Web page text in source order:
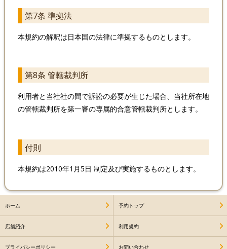
第7条 準拠法
本規約の解釈は日本国の法律に準拠するものとします。
第8条 管轄裁判所
利用者と当社社の間で訴訟の必要が生じた場合、当社所在地
の管轄裁判所を第一審の専属的合意管轄裁判所とします。
付則
本規約は2010年1月5日 制定及び実施するものとします。
ホーム 予約トップ
店舗紹介 利用規約
プライバシーポリシー お問い合わせ